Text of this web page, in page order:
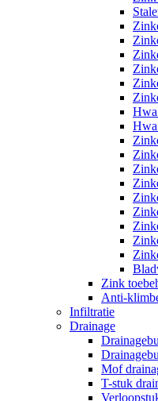
Hwa
Hwa
Zink
Anti-
Infiltratie
Drainage
Mof
T-stuk